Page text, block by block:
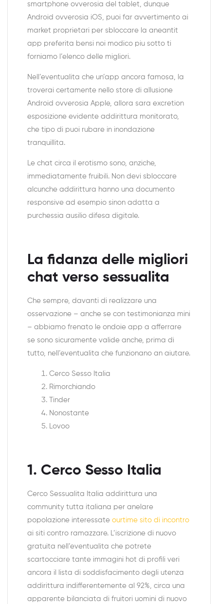
smartphone ovverosia del tablet, dunque
Android ovverosia iOS, puoi far avvertimento ai
market proprietari per sbloccare la aneantit
app preferita bensi noi modico piu sotto ti
forniamo l’elenco delle migliori.
Nell’eventualita che un’app ancora famosa, la
troverai certamente nello store di allusione
Android ovverosia Apple, allora sara excretion
esposizione evidente addirittura monitorato,
che tipo di puoi rubare in inondazione
tranquillita.
Le chat circa il erotismo sono, anziche,
immediatamente fruibili. Non devi sbloccare
alcunche addirittura hanno una documento
responsive ad esempio sinon adatta a
purchessia ausilio difesa digitale.
La fidanza delle migliori
chat verso sessualita
Che sempre, davanti di realizzare una
osservazione – anche se con testimonianza mini
– abbiamo frenato le ondoie app a afferrare
se sono sicuramente valide anche, prima di
tutto, nell’eventualita che funzionano an aiutare.
Cerco Sesso Italia
Rimorchiando
Tinder
Nonostante
Lovoo
1. Cerco Sesso Italia
Cerco Sessualita Italia addirittura una
community tutta italiana per anelare
popolazione interessate ourtime sito di incontro
ai siti contro ramazzare. L’iscrizione di nuovo
gratuita nell’eventualita che potrete
scartocciare tante immagini hot di profili veri
ancora il lista di soddisfacimento degli utenza
addirittura indifferentemente al 92%, circa una
apparente bilanciata di fruitori uomini di nuovo